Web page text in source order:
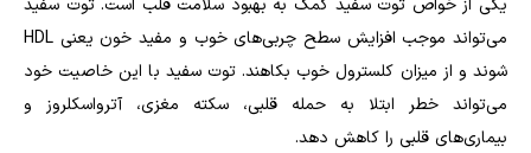
یکی از خواص توت سفید کمک به بهبود سلامت قلب است. توت سفید
می‌تواند موجب افزایش سطح چربی‌های خوب و مفید خون یعنی HDL
شوند و از میزان کلسترول خوب بکاهند. توت سفید با این خاصیت خود
می‌تواند خطر ابتلا به حمله قلبی، سکته مغزی، آترواسکلروز و
بیماری‌های قلبی را کاهش دهد.